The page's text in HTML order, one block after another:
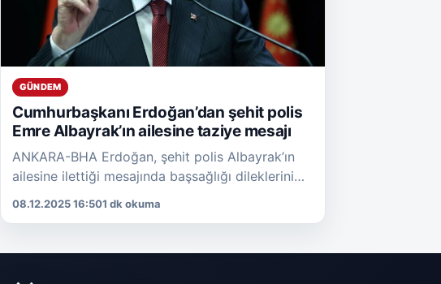
GÜNDEM
Cumhurbaşkanı Erdoğan’dan şehit polis
Emre Albayrak’ın ailesine taziye mesajı
ANKARA-BHA Erdoğan, şehit polis Albayrak’ın
ailesine ilettiği mesajında başsağlığı dileklerini
ileterek, acılarını paylaştığını ifade etti. Şehide
08.12.2025 16:501 dk okuma